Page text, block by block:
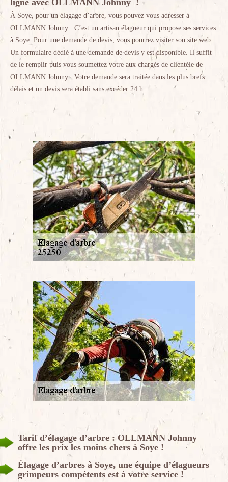
ligne avec OLLMANN Johnny !
À Soye, pour un élagage d’arbre, vous pouvez vous adresser à
OLLMANN Johnny . C’est un artisan élagueur qui propose ses services
à Soye. Pour une demande de devis, vous pourrez visiter son site web.
Un formulaire dédié à une demande de devis y est disponible. Il suffit
de le remplir puis vous soumettez votre aux chargés de clientèle de
OLLMANN Johnny . Votre demande sera traitée dans les plus brefs
délais et un devis sera établi sans excéder 24 h.
Tarif d’élagage d’arbre : OLLMANN Johnny
offre les prix les moins chers à Soye !
Élagage d’arbres à Soye, une équipe d’élagueurs
grimpeurs compétents est à votre service !